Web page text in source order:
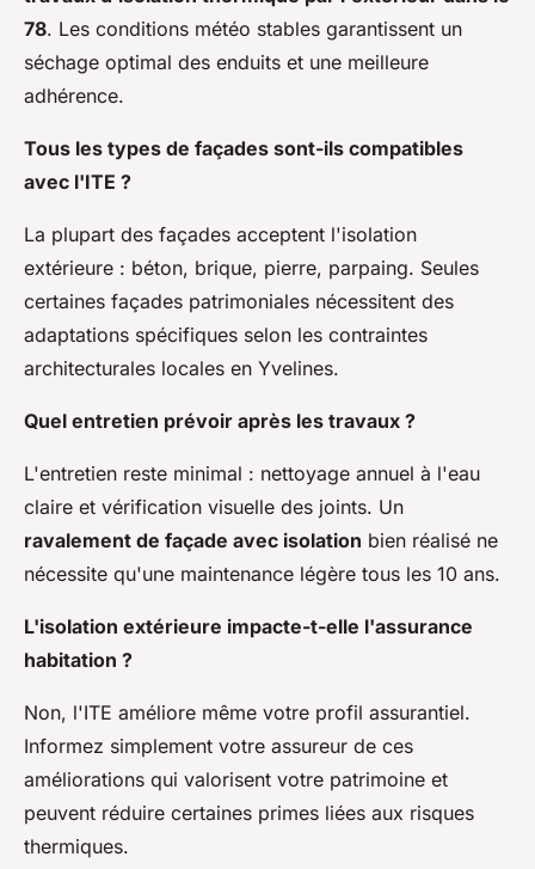
78. Les conditions météo stables garantissent un
séchage optimal des enduits et une meilleure
adhérence.
Tous les types de façades sont-ils compatibles
avec l'ITE ?
La plupart des façades acceptent l'isolation
extérieure : béton, brique, pierre, parpaing. Seules
certaines façades patrimoniales nécessitent des
adaptations spécifiques selon les contraintes
architecturales locales en Yvelines.
Quel entretien prévoir après les travaux ?
L'entretien reste minimal : nettoyage annuel à l'eau
claire et vérification visuelle des joints. Un
ravalement de façade avec isolation bien réalisé ne
nécessite qu'une maintenance légère tous les 10 ans.
L'isolation extérieure impacte-t-elle l'assurance
habitation ?
Non, l'ITE améliore même votre profil assurantiel.
Informez simplement votre assureur de ces
améliorations qui valorisent votre patrimoine et
peuvent réduire certaines primes liées aux risques
thermiques.